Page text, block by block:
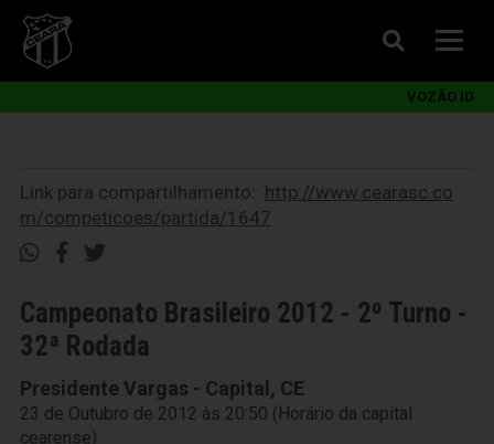
VOZÃO ID
Link para compartilhamento:: http://www.cearasc.co
m/competicoes/partida/1647
Campeonato Brasileiro 2012 - 2º Turno -
32ª Rodada
Presidente Vargas - Capital, CE
23 de Outubro de 2012 às 20:50 (Horário da capital
cearense)